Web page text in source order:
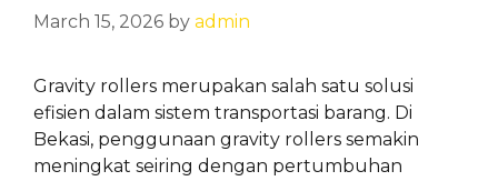
March 15, 2026 by admin
Gravity rollers merupakan salah satu solusi
efisien dalam sistem transportasi barang. Di
Bekasi, penggunaan gravity rollers semakin
meningkat seiring dengan pertumbuhan